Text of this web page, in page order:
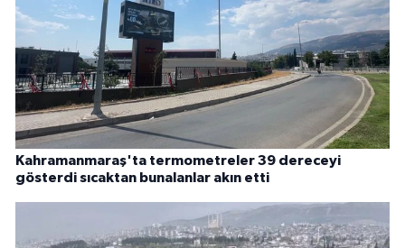
Kahramanmaraş'ta termometreler 39 dereceyi
gösterdi sıcaktan bunalanlar akın etti